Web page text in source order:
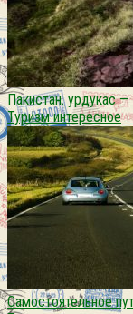
Пакистан. урдукас
Туризм интересное
Самостоятельное